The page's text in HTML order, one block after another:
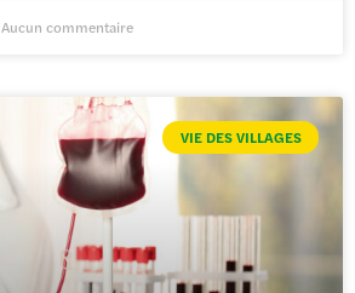
Aucun commentaire
VIE DES VILLAGES